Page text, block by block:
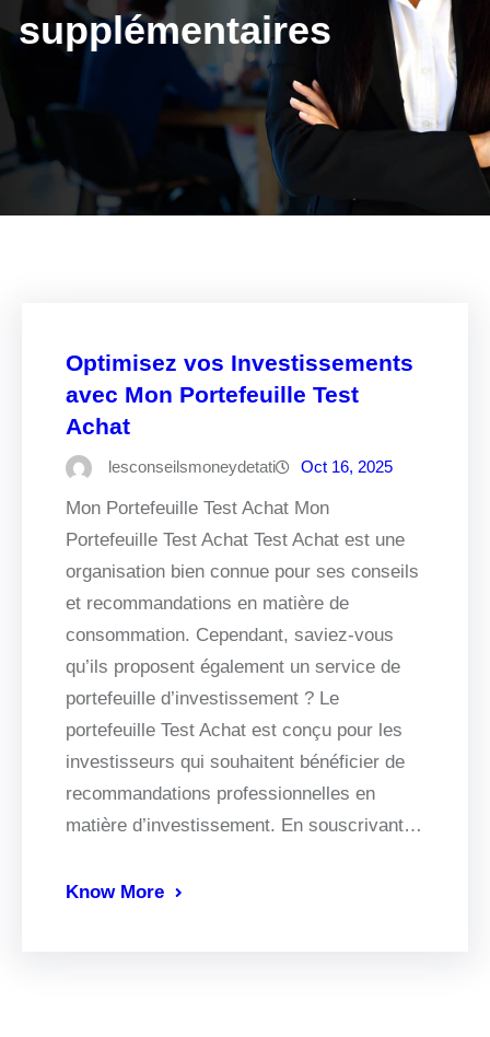
supplémentaires
Optimisez vos Investissements
avec Mon Portefeuille Test
Achat
lesconseilsmoneydetati Oct 16, 2025
Mon Portefeuille Test Achat Mon
Portefeuille Test Achat Test Achat est une
organisation bien connue pour ses conseils
et recommandations en matière de
consommation. Cependant, saviez-vous
qu’ils proposent également un service de
portefeuille d’investissement ? Le
portefeuille Test Achat est conçu pour les
investisseurs qui souhaitent bénéficier de
recommandations professionnelles en
matière d’investissement. En souscrivant…
Know More